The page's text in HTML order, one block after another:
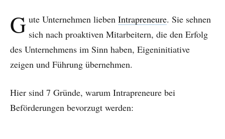
G ute Unternehmen liebenIntrapreneure. Sie sehnen
sich nach proaktiven Mitarbeitern, die den Erfolg
des Unternehmens im Sinn haben, Eigeninitiative
zeigen und Führung übernehmen.
Hier sind 7 Gründe, warum Intrapreneure bei
Beförderungen bevorzugt werden: